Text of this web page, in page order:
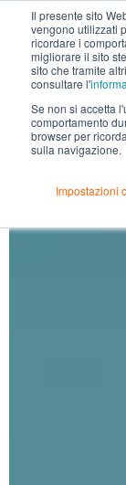
Il presente sito
vengono utilizzati
ricordare i
migliorare il sito
sito che tramite
consultare l'
Se non si accetta
comportamento
browser per
sulla navigazione.
Impostazioni